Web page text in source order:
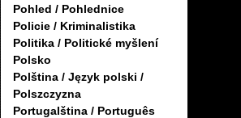
Pohled / Pohlednice
Policie / Kriminalistika
Politika / Politické myšlení
Polsko
Polština / Język polski /
Polszczyzna
Portugalština / Português